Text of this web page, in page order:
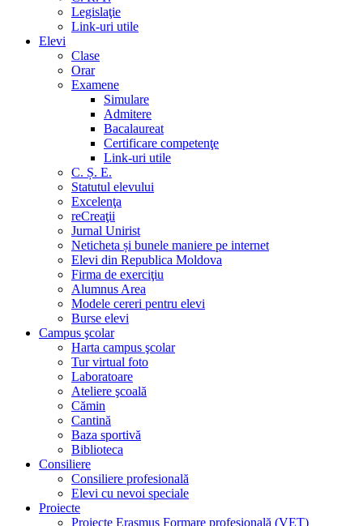
Legislaţie
Link-uri utile
Elevi
Clase
Orar
Examene
Simulare
Admitere
Bacalaureat
Certificare competenţe
Link-uri utile
C. Ș. E.
Statutul elevului
Excelenţa
reCreaţii
Jurnal Unirist
Neticheta și bunele maniere pe internet
Elevi din Republica Moldova
Firma de exerciţiu
Alumnus Area
Modele cereri pentru elevi
Burse elevi
Campus şcolar
Harta campus şcolar
Tur virtual foto
Laboratoare
Ateliere şcoală
Cămin
Cantină
Baza sportivă
Biblioteca
Consiliere
Consiliere profesională
Elevi cu nevoi speciale
Proiecte
Proiecte Erasmus Formare profesională (VET)